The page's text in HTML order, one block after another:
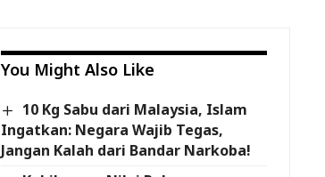
You Might Also Like
10 Kg Sabu dari Malaysia, Islam
Ingatkan: Negara Wajib Tegas,
Jangan Kalah dari Bandar Narkoba!